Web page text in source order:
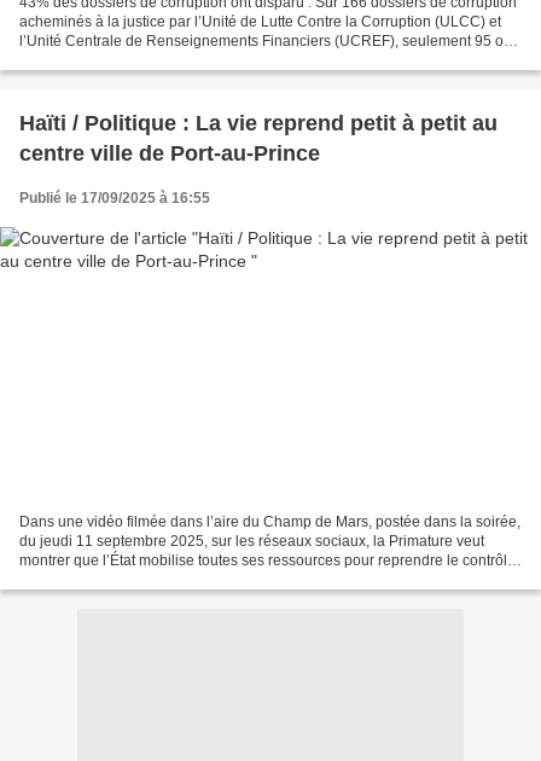
acheminés à la justice par l’Unité de Lutte Contre la Corruption (ULCC) et
l’Unité Centrale de Renseignements Financiers (UCREF), seulement 95 ont
Haïti / Politique : La vie reprend petit à petit au
centre ville de Port-au-Prince
Publié le 17/09/2025 à 16:55
Dans une vidéo filmée dans l’aire du Champ de Mars, postée dans la soirée,
du jeudi 11 septembre 2025, sur les réseaux sociaux, la Primature veut
montrer que l’État mobilise toutes ses ressources pour reprendre le contrôle